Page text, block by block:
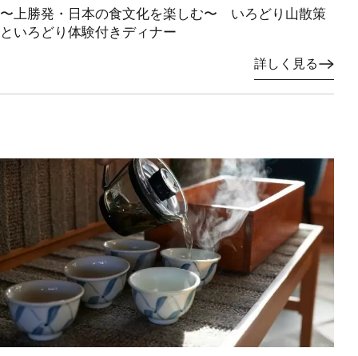
〜上勝発・日本の食文化を楽しむ〜 いろどり山散策
といろどり体験付きディナー
詳しく見る